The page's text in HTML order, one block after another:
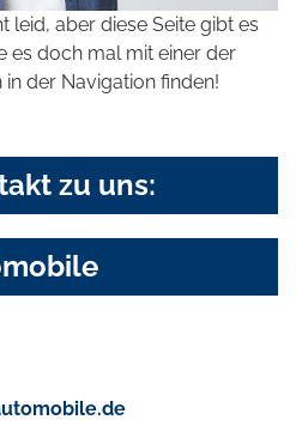
leid, aber diese Seite gibt es
es doch mal mit einer der
der Navigation finden!
zu uns: